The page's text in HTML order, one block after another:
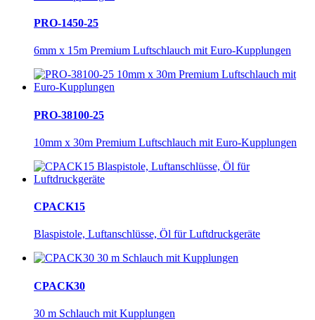
PRO-1450-25
6mm x 15m Premium Luftschlauch mit Euro-Kupplungen
PRO-38100-25
10mm x 30m Premium Luftschlauch mit Euro-Kupplungen
CPACK15
Blaspistole, Luftanschlüsse, Öl für Luftdruckgeräte
CPACK30
30 m Schlauch mit Kupplungen